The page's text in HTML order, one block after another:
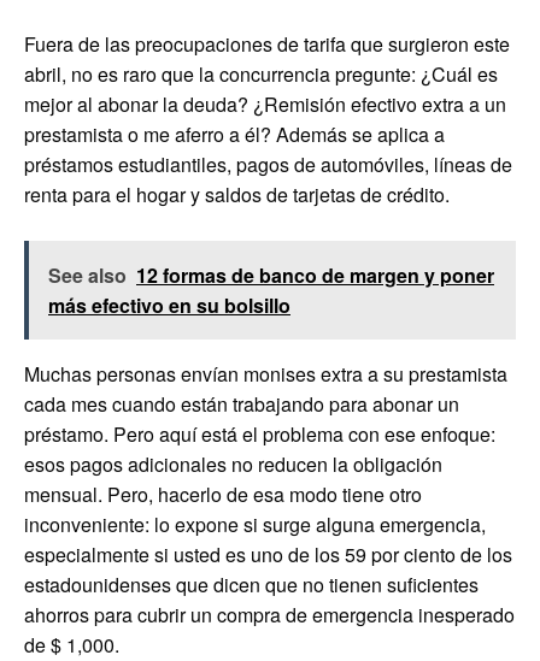
Fuera de las preocupaciones de tarifa que surgieron este
abril, no es raro que la concurrencia pregunte: ¿Cuál es
mejor al abonar la deuda? ¿Remisión efectivo extra a un
prestamista o me aferro a él? Además se aplica a
préstamos estudiantiles, pagos de automóviles, líneas de
renta para el hogar y saldos de tarjetas de crédito.
See also 12 formas de banco de margen y poner
más efectivo en su bolsillo
Muchas personas envían monises extra a su prestamista
cada mes cuando están trabajando para abonar un
préstamo. Pero aquí está el problema con ese enfoque:
esos pagos adicionales no reducen la obligación
mensual. Pero, hacerlo de esa modo tiene otro
inconveniente: lo expone si surge alguna emergencia,
especialmente si usted es uno de los 59 por ciento de los
estadounidenses que dicen que no tienen suficientes
ahorros para cubrir un compra de emergencia inesperado
de $ 1,000.